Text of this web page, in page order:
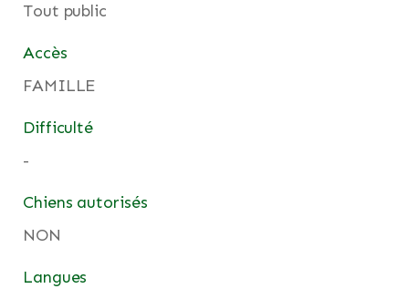
Tout public
Accès
FAMILLE
Difficulté
-
Chiens autorisés
NON
Langues